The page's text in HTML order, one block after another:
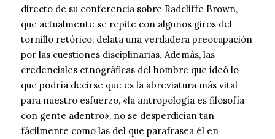
directo de su conferencia sobre Radcliffe Brown,
que actualmente se repite con algunos giros del
tornillo retórico, delata una verdadera preocupación
por las cuestiones disciplinarias. Además, las
credenciales etnográficas del hombre que ideó lo
que podría decirse que es la abreviatura más vital
para nuestro esfuerzo, «la antropología es filosofía
con gente adentro», no se desperdician tan
fácilmente como las del que parafrasea él en